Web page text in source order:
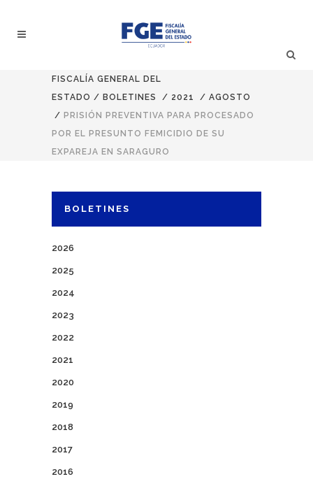
FISCALÍA GENERAL DEL
ESTADO / BOLETINES / 2021 / AGOSTO
/ PRISIÓN PREVENTIVA PARA PROCESADO
POR EL PRESUNTO FEMICIDIO DE SU
EXPAREJA EN SARAGURO
BOLETINES
2026
2025
2024
2023
2022
2021
2020
2019
2018
2017
2016